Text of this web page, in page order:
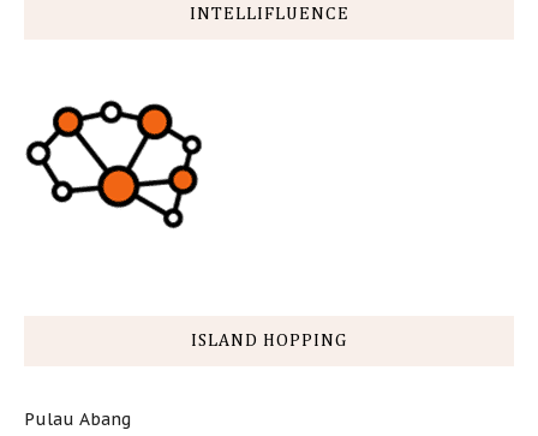
INTELLIFLUENCE
ISLAND HOPPING
Pulau Abang